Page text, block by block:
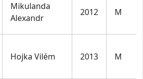
Mikulanda
Alexandr
2012 M
Hojka Vilém 2013 M